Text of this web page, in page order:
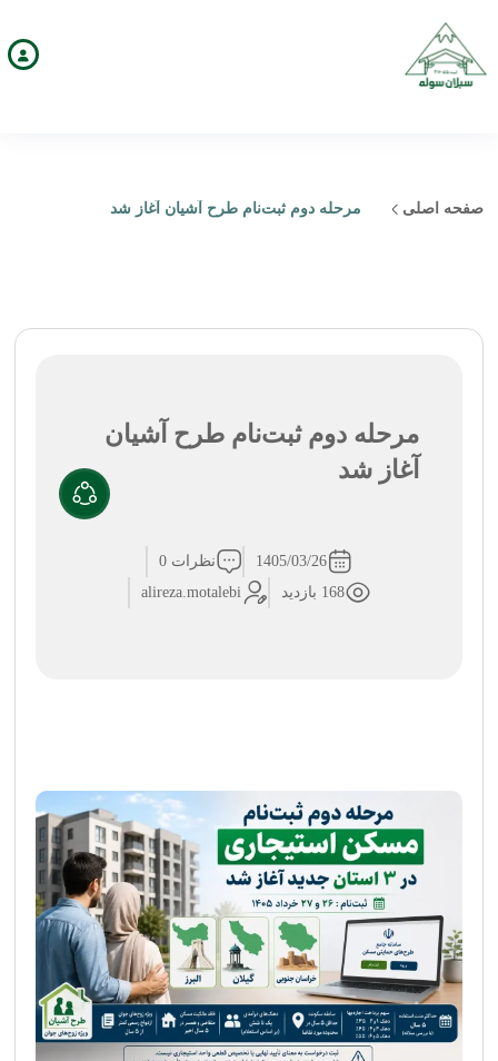
صفحه اصلی مرحله دوم ثبت‌نام طرح آشیان آغاز شد
مرحله دوم ثبت‌نام طرح آشیان
آغاز شد
1405/03/26
نظرات 0
168 بازدید
alireza.motalebi